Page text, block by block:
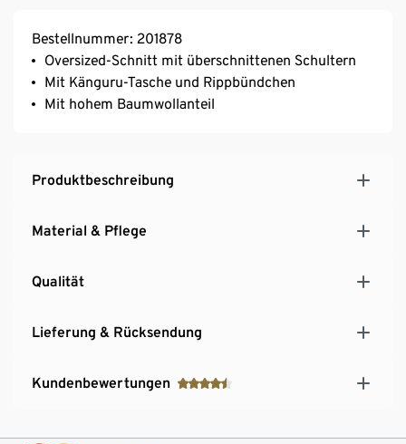
Bestellnummer: 201878
Oversized-Schnitt mit überschnittenen Schultern
Mit Känguru-Tasche und Rippbündchen
Mit hohem Baumwollanteil
Produktbeschreibung
Material & Pflege
Qualität
Lieferung & Rücksendung
Kundenbewertungen